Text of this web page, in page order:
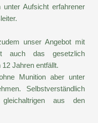
Aufsicht erfahrener
unser Angebot mit
auch das gesetzlich
Jahren entfällt.
Munition aber unter
Selbstverständlich
aus den